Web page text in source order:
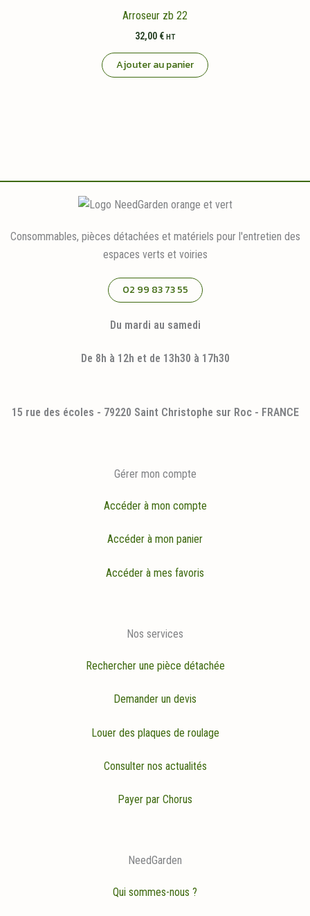
Arroseur zb 22
32,00 € HT
Ajouter au panier
Consommables, pièces détachées et matériels pour l'entretien des
espaces verts et voiries
02 99 83 73 55
Du mardi au samedi
De 8h à 12h et de 13h30 à 17h30
15 rue des écoles - 79220 Saint Christophe sur Roc - FRANCE
Gérer mon compte
Accéder à mon compte
Accéder à mon panier
Accéder à mes favoris
Nos services
Rechercher une pièce détachée
Demander un devis
Louer des plaques de roulage
Consulter nos actualités
Payer par Chorus
NeedGarden
Qui sommes-nous ?